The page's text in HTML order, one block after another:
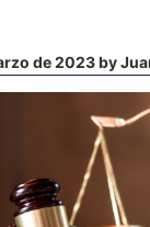
de 2023by